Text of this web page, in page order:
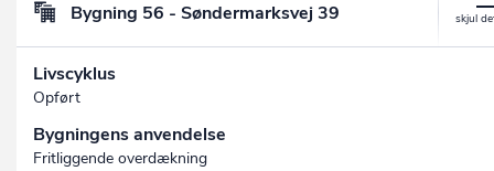
Bygning 56 - Søndermarksvej 39
Livscyklus
Opført
Bygningens anvendelse
Fritliggende overdækning